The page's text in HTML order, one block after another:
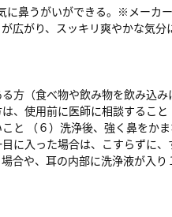
鼻うがいができる。※メーカ
がり、スッキリ爽やかな気分
方（食べ物や飲み物を飲み
、使用前に医師に相談するこ
と （６）洗浄後、強く鼻を
に入った場合は、こすらずに
合や、耳の内部に洗浄液が入